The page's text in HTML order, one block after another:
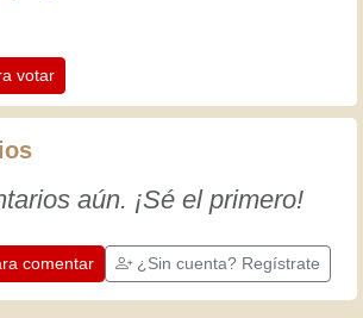
¡La experiencia enseña! Te
la dedicación que los
profesionales ponen en su
Aprendamos juntos; cada día
votar
aún. ¡Sé el primero!
comentar ¿Sin cuenta? Regístrate